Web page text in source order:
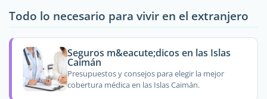
Todo lo necesario para vivir en el extranjero
Seguros m&eacute;dicos en las Islas
Caimán
Presupuestos y consejos para elegir la mejor
cobertura médica en las Islas Caimán.